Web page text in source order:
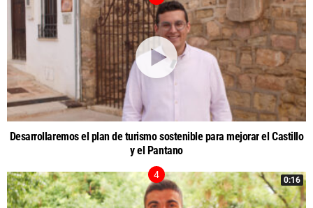
Desarrollaremos el plan de turismo sostenible para mejorar el Castillo
y el Pantano
0:16